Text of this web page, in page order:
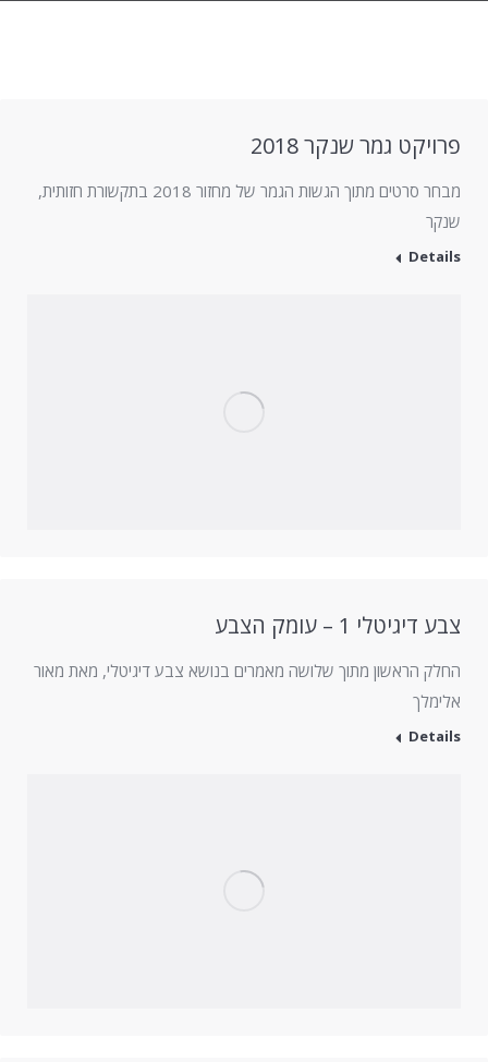
פרויקט גמר שנקר 2018
מבחר סרטים מתוך הגשות הגמר של מחזור 2018 בתקשורת חזותית,
שנקר
Details
צבע דיגיטלי 1 – עומק הצבע
החלק הראשון מתוך שלושה מאמרים בנושא צבע דיגיטלי, מאת מאור
אלימלך
Details